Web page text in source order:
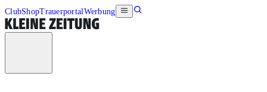
ClubShopTrauerportalWerbung